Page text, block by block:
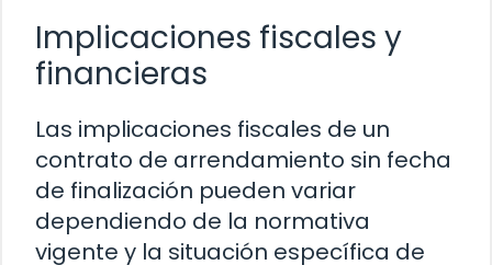
Implicaciones fiscales y
financieras
Las implicaciones fiscales de un
contrato de arrendamiento sin fecha
de finalización pueden variar
dependiendo de la normativa
vigente y la situación específica de